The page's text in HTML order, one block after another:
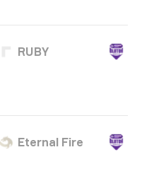
RUBY
Eternal Fire